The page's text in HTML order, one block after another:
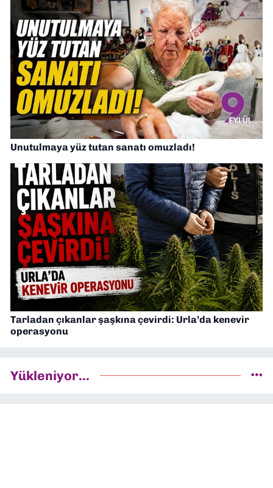
Unutulmaya yüz tutan sanatı omuzladı!
Tarladan çıkanlar şaşkına çevirdi: Urla’da kenevir
operasyonu
Yükleniyor...